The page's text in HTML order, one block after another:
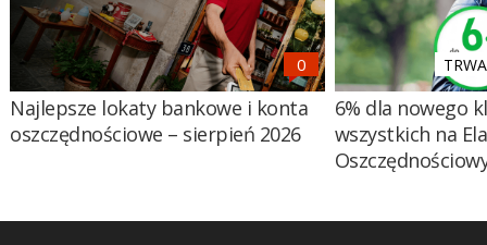
Najlepsze lokaty bankowe i konta
oszczędnościowe – sierpień 2026
6% dla nowego
wszystkich na